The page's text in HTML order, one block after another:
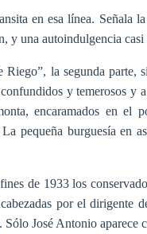
en esa línea. Señala
y una autoindulgencia
Riego”, la segunda parte,
y temerosos y
encaramados en el
La pequeña burguesía en
de 1933 los
por el
Sólo José Antonio aparece